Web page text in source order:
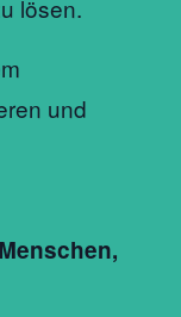
lösen.
und